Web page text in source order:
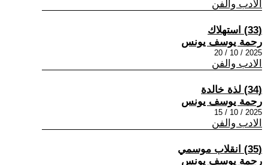
الادب والفن
(33) استهلاك
رحمة يوسف يونس
2025 / 10 / 20
الادب والفن
(34) لذة خالدة
رحمة يوسف يونس
2025 / 10 / 15
الادب والفن
(35) انقلاب موسمي
رحمة يوسف يونس